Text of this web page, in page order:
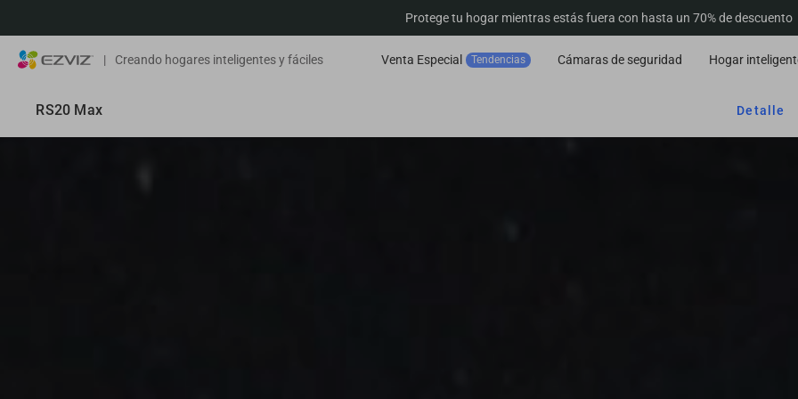
Protege tu hogar mientras estás fuera con hasta un 70% de descuento
| Creando hogares inteligentes y fáciles Venta Especial Tendencias Cámaras de seguridad Hogar
RS20 Max Detalle